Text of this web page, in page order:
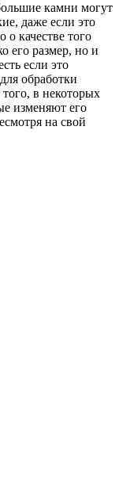
камни могут
даже если это
качестве того
его размер, но и
если это
обработки
в некоторых
изменяют его
на свой